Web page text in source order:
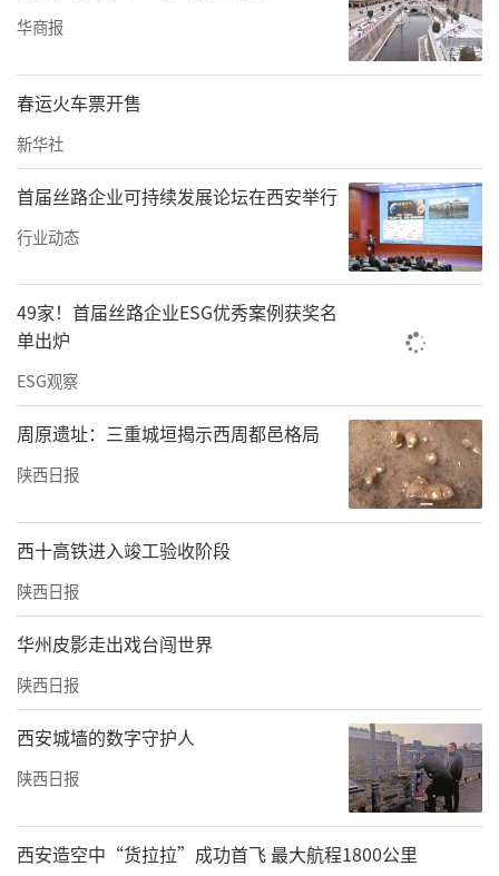
华商报
春运火车票开售
新华社
首届丝路企业可持续发展论坛在西安举行
行业动态
49家！首届丝路企业ESG优秀案例获奖名
单出炉
ESG观察
周原遗址：三重城垣揭示西周都邑格局
陕西日报
西十高铁进入竣工验收阶段
陕西日报
华州皮影走出戏台闯世界
陕西日报
西安城墙的数字守护人
陕西日报
西安造空中“货拉拉”成功首飞 最大航程1800公里